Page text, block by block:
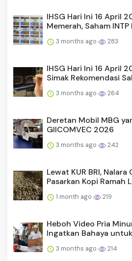
IHSG Hari Ini 16 April
Memerah, Saham INTP
3 months ago 283
IHSG Hari Ini 16 April
Simak Rekomendasi
3 months ago 264
Deretan Mobil MBG
GIICOMVEC 2026
3 months ago 242
Lewat KUR BRI,
Pasarkan Kopi Ramah
1 month ago 219
Heboh Video Pria
Ingatkan Bahaya
3 months ago 214